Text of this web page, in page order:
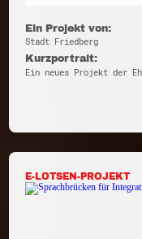
Ein Projekt von:
Stadt Friedberg
Kurzportrait:
Ein neues Projekt der
E-LOTSEN-PROJEKT